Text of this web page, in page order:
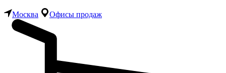
Москва Офисы продаж